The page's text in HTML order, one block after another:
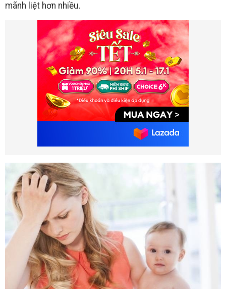
mãnh liệt hơn nhiều.